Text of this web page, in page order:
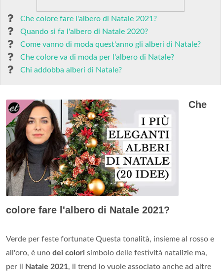
Che colore fare l'albero di Natale 2021?
Quando si fa l'albero di Natale 2020?
Come vanno di moda quest'anno gli alberi di Natale?
Che colore va di moda per l'albero di Natale?
Chi addobba alberi di Natale?
Che
colore fare l'albero di Natale 2021?
Verde per feste fortunate Questa tonalità, insieme al rosso e
all'oro, è uno dei colori simbolo delle festività natalizie ma,
per il
Natale 2021, il trend lo vuole associato anche ad altre